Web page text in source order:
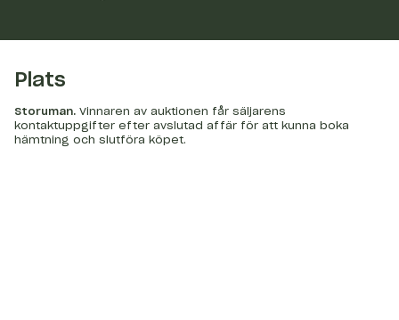
Plats
Storuman. Vinnaren av auktionen får säljarens
kontaktuppgifter efter avslutad affär för att kunna boka
hämtning och slutföra köpet.